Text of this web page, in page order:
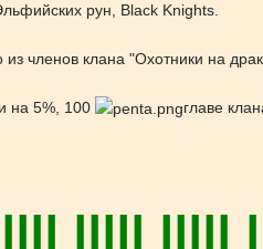
рун, Black Knights.
из членов клана "Охотники на
на 5%, 100 главе